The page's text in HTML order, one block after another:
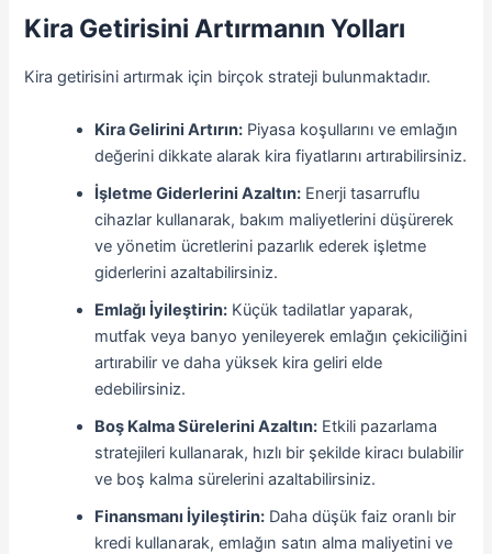
Kira Getirisini Artırmanın Yolları
Kira getirisini artırmak için birçok strateji bulunmaktadır.
Kira Gelirini Artırın: Piyasa koşullarını ve emlağın
değerini dikkate alarak kira fiyatlarını artırabilirsiniz.
İşletme Giderlerini Azaltın: Enerji tasarruflu
cihazlar kullanarak, bakım maliyetlerini düşürerek
ve yönetim ücretlerini pazarlık ederek işletme
giderlerini azaltabilirsiniz.
Emlağı İyileştirin: Küçük tadilatlar yaparak,
mutfak veya banyo yenileyerek emlağın çekiciliğini
artırabilir ve daha yüksek kira geliri elde
edebilirsiniz.
Boş Kalma Sürelerini Azaltın: Etkili pazarlama
stratejileri kullanarak, hızlı bir şekilde kiracı bulabilir
ve boş kalma sürelerini azaltabilirsiniz.
Finansmanı İyileştirin: Daha düşük faiz oranlı bir
kredi kullanarak, emlağın satın alma maliyetini ve